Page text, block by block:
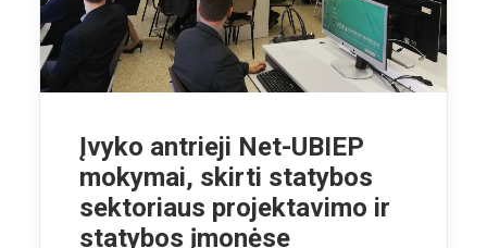
Įvyko antrieji Net-UBIEP
mokymai, skirti statybos
sektoriaus projektavimo ir
statybos įmonėse